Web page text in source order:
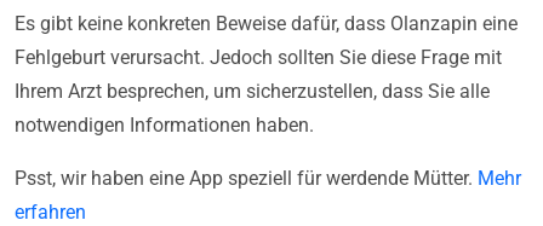
Es gibt keine konkreten Beweise dafür, dass Olanzapin eine
Fehlgeburt verursacht. Jedoch sollten Sie diese Frage mit
Ihrem Arzt besprechen, um sicherzustellen, dass Sie alle
notwendigen Informationen haben.
Psst, wir haben eine App speziell für werdende Mütter. Mehr
erfahren